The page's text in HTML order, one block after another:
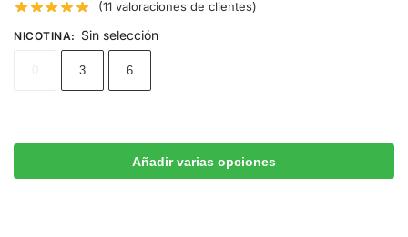
(11 valoraciones de clientes)
NICOTINA: Sin selección
3 6
Añadir varias opciones